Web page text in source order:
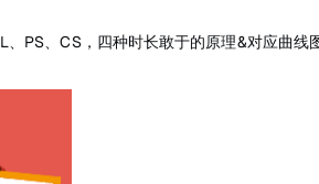
PS、CS，四种时长敢于的原理&对应曲线